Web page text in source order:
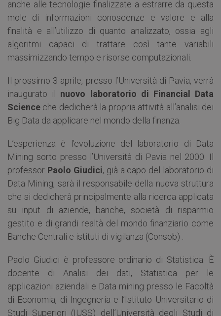
anche alle tecnologie finalizzate a estrarre da questa
mole di informazioni conoscenze e valore e alla
finalità e all’utilizzo di quanto analizzato, ossia agli
algoritmi capaci di trattare così tante variabili
massimizzando tempo e risorse computazionali.
Il prossimo 3 aprile, presso l’Università di Pavia, verrà
inaugurato il nuovo laboratorio di Financial Data
Science che dedicherà la propria attività all’analisi dei
Big Data da applicare nel mondo della finanza.
L’esperienza è l’evoluzione del laboratorio di Data
Mining sorto presso l’Università di Pavia nel 2000. Il
professor Paolo Giudici, già a capo del laboratorio di
Data Mining, sarà il responsabile della nuova struttura
che si dedicherà principalmente alla ricerca applicata
su input di aziende, banche, società di risparmio
gestito e di grandi realtà del mondo finanziario come
Banche Centrali e istituti di vigilanza (Consob) .
Paolo Giudici è professore ordinario di Statistica. È
docente di Analisi dei dati, Statistica per le
applicazioni aziendali e Data mining presso le Facoltà
di Economia, di Ingegneria e l’Istituto Universitario di
Studi Superiori (IUSS) dell’Università degli Studi di